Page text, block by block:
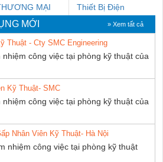
MẠI
ÂN VIỆT
Thiết Bị Điện
Nam Quốc Thịnh
MỚI » Xem tất cả
Thuật - Cty SMC Engineering
công việc tại phòng kỹ thuật của
Kỹ Thuật- SMC
công việc tại phòng kỹ thuật của
Nhân Viên Kỹ Thuật- Hà Nội
nhiệm công việc tại phòng kỹ thuật